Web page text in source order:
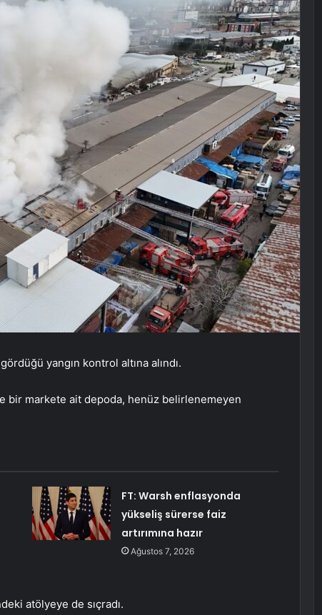
yangın kontrol altına alındı.
bir markete ait depoda, henüz belirlenemeyen
FT: Warsh enflasyonda
yükseliş sürerse faiz
artırımına hazır
Ağustos 7, 2026
atölyeye de sıçradı.